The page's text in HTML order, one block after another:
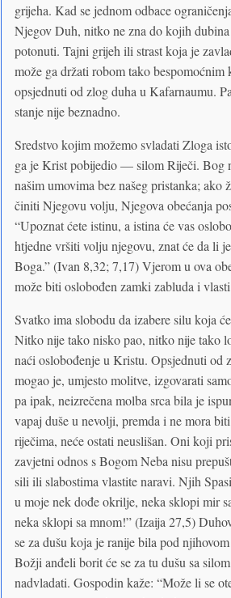
grijeha. Kad se jednom odbace
Njegov Duh, nitko ne zna do kojih
potonuti. Tajni grijeh ili strast koja je
može ga držati robom tako bespomoćnim
opsjednuti od zlog duha u Kafarnaumu.
stanje nije beznadno.
Sredstvo kojim možemo svladati Zloga
ga je Krist pobijedio — silom Riječi. Bog
našim umovima bez našeg pristanka; ako
činiti Njegovu volju, Njegova obećanja
“Upoznat ćete istinu, a istina će vas
htjedne vršiti volju njegovu, znat će da li
Boga.” (Ivan 8,32; 7,17) Vjerom u ova
može biti oslobođen zamki zabluda i
Svatko ima slobodu da izabere silu koja
Nitko nije tako nisko pao, nitko nije tako
naći oslobođenje u Kristu. Opsjednuti od
mogao je, umjesto molitve, izgovarati
pa ipak, neizrečena molba srca bila je
vapaj duše u nevolji, premda i ne mora
riječima, neće ostati neuslišan. Oni koji
zavjetni odnos s Bogom Neba nisu
sili ili slabostima vlastite naravi. Njih
u moje nek dođe okrilje, neka sklopi mir
neka sklopi sa mnom!” (Izaija 27,5)
se za dušu koja je ranije bila pod
Božji anđeli borit će se za tu dušu sa
nadvladati. Gospodin kaže: “Može li se